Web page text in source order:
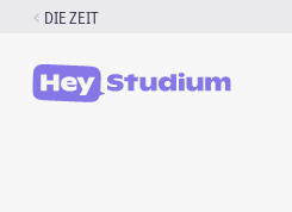
Zum
springen
DIE ZEIT